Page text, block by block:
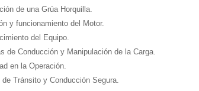
de una Grúa Horquilla.
y funcionamiento del Motor.
del Equipo.
de Conducción y Manipulación de la Carga.
en la Operación.
de Tránsito y Conducción Segura.